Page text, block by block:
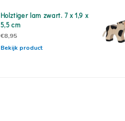
Holztiger lam zwart. 7 x 1,9 x
5,5 cm
€8,95
Bekijk product